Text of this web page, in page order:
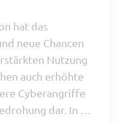
hat das
neue Chancen
Nutzung
auch erhöhte
Cyberangriffe
dar. In …